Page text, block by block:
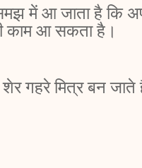
में आ जाता है कि
काम आ सकता है।
गहरे मित्र बन